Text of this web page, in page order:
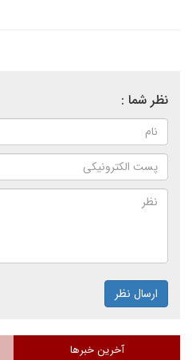
نظر شما :
ارسال نظر
آخرین خبرها